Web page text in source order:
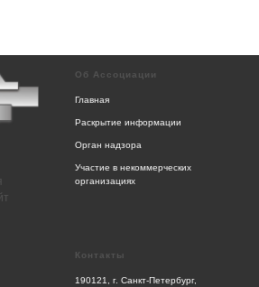
Об Ассоциации
Главная
Раскрытие информации
Орган надзора
Участие в некоммерческих
организациях
Контакты
190121, г. Санкт-Петербург,